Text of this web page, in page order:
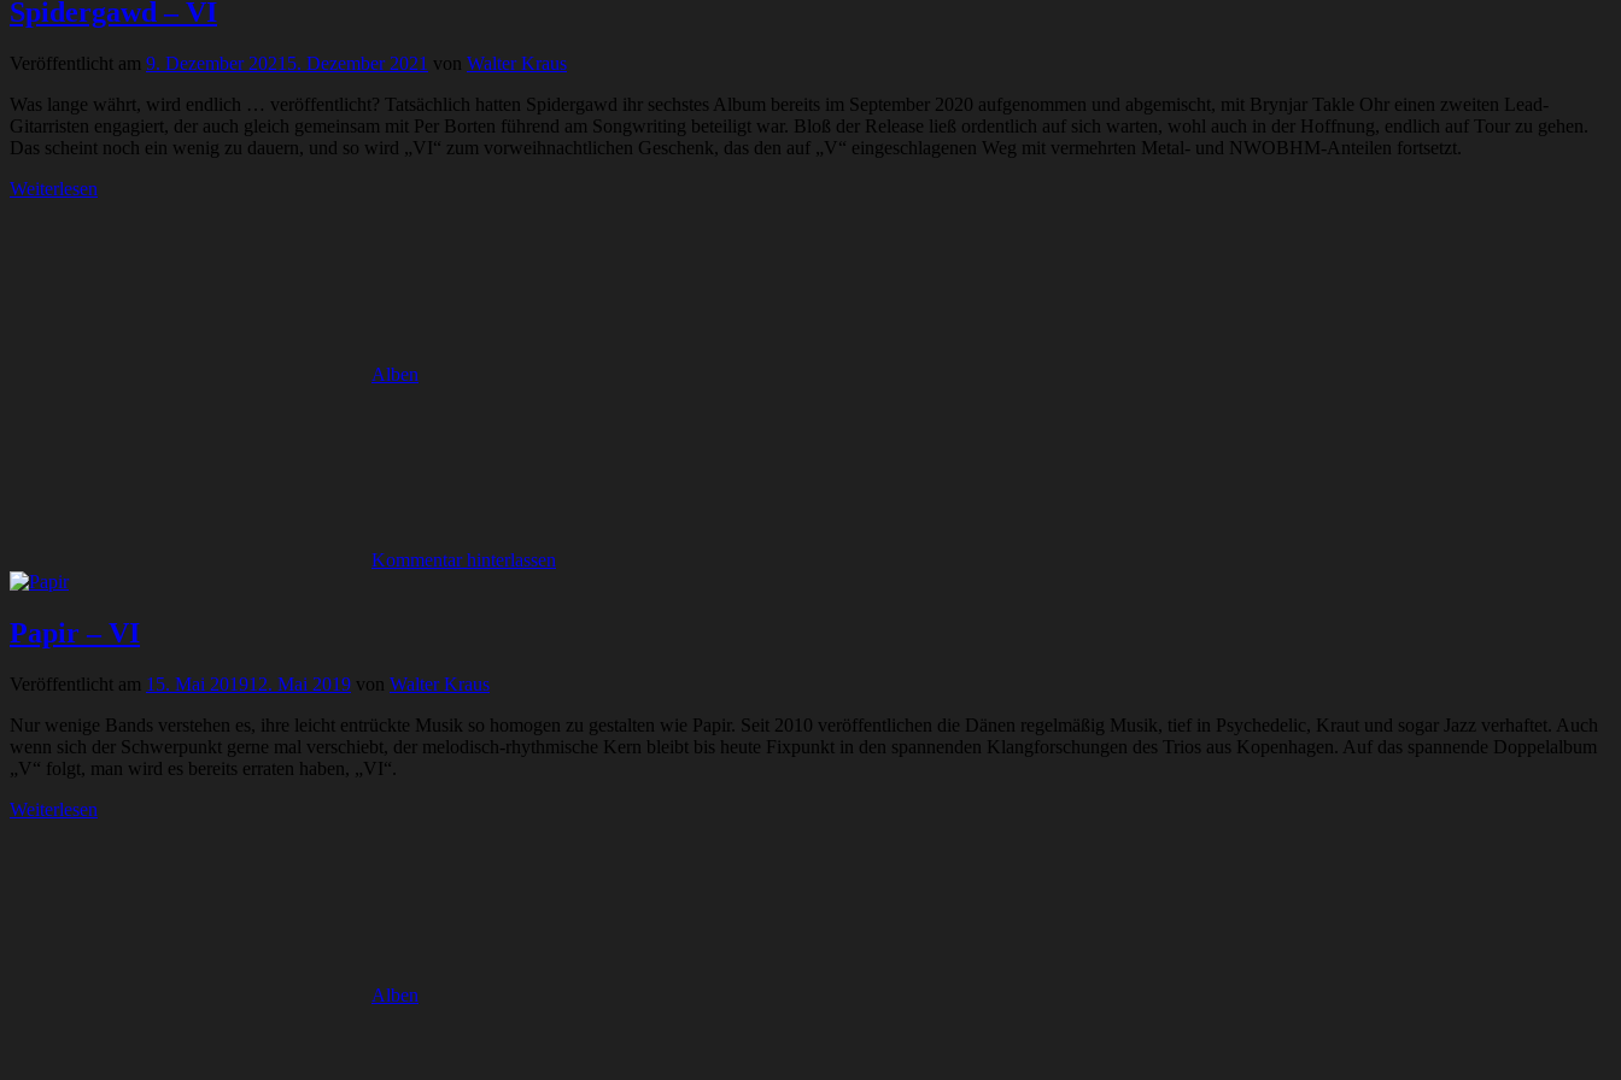
Spidergawd – VI
Veröffentlicht am 9. Dezember 2021 5. Dezember 2021 von Walter Kraus
Was lange währt, wird endlich … veröffentlicht? Tatsächlich hatten Spidergawd ihr sechstes Album bereits im September 2020 aufgenommen und abgemischt, mit Brynjar Takle Ohr einen zweiten Lead-
Gitarristen engagiert, der auch gleich gemeinsam mit Per Borten führend am Songwriting beteiligt war. Bloß der Release ließ ordentlich auf sich warten, wohl auch in der Hoffnung, endlich auf Tour zu gehen.
Das scheint noch ein wenig zu dauern, und so wird „VI“ zum vorweihnachtlichen Geschenk, das den auf „V“ eingeschlagenen Weg mit vermehrten Metal- und NWOBHM-Anteilen fortsetzt.
Weiterlesen
Alben
Kommentar hinterlassen
Papir – VI
Veröffentlicht am 15. Mai 201912. Mai 2019 von Walter Kraus
Nur wenige Bands verstehen es, ihre leicht entrückte Musik so homogen zu gestalten wie Papir. Seit 2010 veröffentlichen die Dänen regelmäßig Musik, tief in Psychedelic, Kraut und sogar Jazz verhaftet. Auch
wenn sich der Schwerpunkt gerne mal verschiebt, der melodisch-rhythmische Kern bleibt bis heute Fixpunkt in den spannenden Klangforschungen des Trios aus Kopenhagen. Auf das spannende Doppelalbum
„V“ folgt, man wird es bereits erraten haben, „VI“.
Weiterlesen
Alben